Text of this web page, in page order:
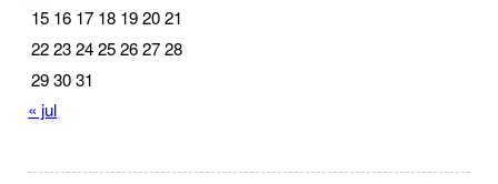
15 16 17 18 19 20 21
22 23 24 25 26 27 28
29 30 31
« jul